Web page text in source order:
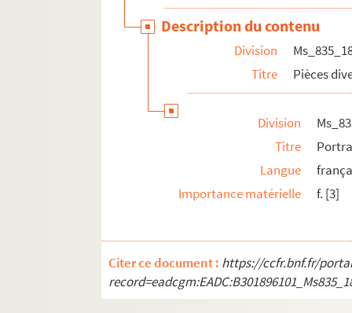
Ms_850. Origines et éléments de la
Ms_851. Analyse psychologique de la sonate
Ms_854. Cours de droit romain.
Ms_855. Liste de personnes auxquelles le
Ms_860. Documents divers.
Ms_861. Comptes des oeuvres de la Sainte-
Description du contenu
Division
Titre
Pièces
Division
Titre
Langue
Importance matérielle
f. [3]
Citer ce document : https://ccfr.bnf.fr/